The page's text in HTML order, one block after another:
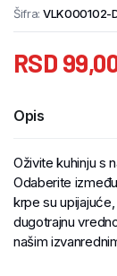
Šifra: VLK000102-
RSD
Opis
Oživite kuhinju s
Odaberite
krpe su
dugotrajnu
našim